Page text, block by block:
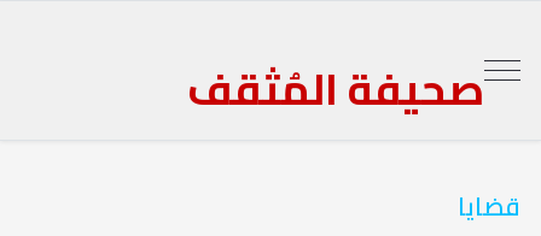
صحيفة المُثقف
قضايا